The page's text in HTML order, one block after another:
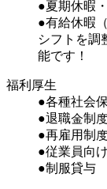
●夏期休暇
●有給休暇
シフトを調
能です！
福利厚生
●各種社会
●退職金制度
●再雇用制度
●従業員向
●制服貸与